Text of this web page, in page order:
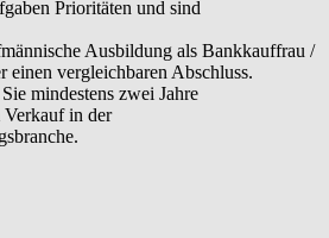
Prioritäten und sind
Ausbildung als Bankkauffrau /
einen vergleichbaren Abschluss.
mindestens zwei Jahre
in der